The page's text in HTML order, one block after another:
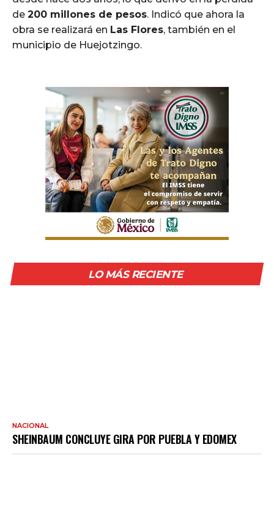
de 200 millones de pesos. Indicó que ahora la
obra se realizará en Las Flores, también en el
municipio de Huejotzingo.
LO MÁS RECIENTE
NACIONAL
SHEINBAUM CONCLUYE GIRA POR PUEBLA Y EDOMEX